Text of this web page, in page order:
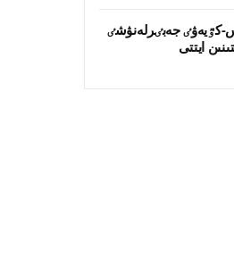
جەبٸرلەنۋشٸ
ايتتى